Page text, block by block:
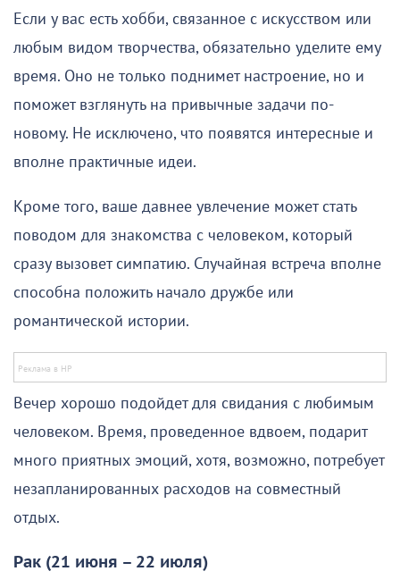
Если у вас есть хобби, связанное с искусством или
любым видом творчества, обязательно уделите ему
время. Оно не только поднимет настроение, но и
поможет взглянуть на привычные задачи по-
новому. Не исключено, что появятся интересные и
вполне практичные идеи.
Кроме того, ваше давнее увлечение может стать
поводом для знакомства с человеком, который
сразу вызовет симпатию. Случайная встреча вполне
способна положить начало дружбе или
романтической истории.
Вечер хорошо подойдет для свидания с любимым
человеком. Время, проведенное вдвоем, подарит
много приятных эмоций, хотя, возможно, потребует
незапланированных расходов на совместный
отдых.
Рак (21 июня – 22 июля)